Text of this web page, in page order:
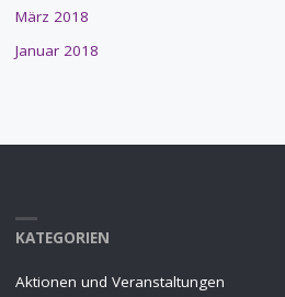
März 2018
Januar 2018
KATEGORIEN
Aktionen und Veranstaltungen